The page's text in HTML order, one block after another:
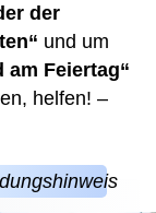
der
und um
am Feiertag“
helfen! –